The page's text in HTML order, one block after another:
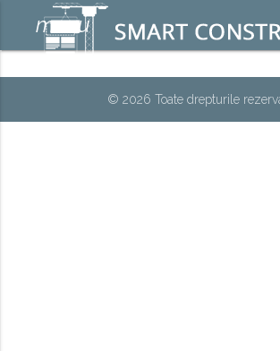
menu
© 2026 Toate drepturile